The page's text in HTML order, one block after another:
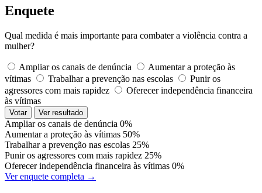
Enquete
Qual medida é mais importante para combater a violência contra a
mulher?
Ampliar os canais de denúncia
Aumentar a proteção às
vítimas
Trabalhar a prevenção nas escolas
Punir os
agressores com mais rapidez
Oferecer independência financeira
às vítimas
Votar Ver resultado
Ampliar os canais de denúncia 0%
Aumentar a proteção às vítimas 50%
Trabalhar a prevenção nas escolas 25%
Punir os agressores com mais rapidez 25%
Oferecer independência financeira às vítimas 0%
Ver enquete completa →